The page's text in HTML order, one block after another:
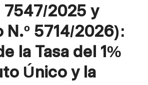
7547/2025 y
5714/2026):
la Tasa del 1%
Único y la